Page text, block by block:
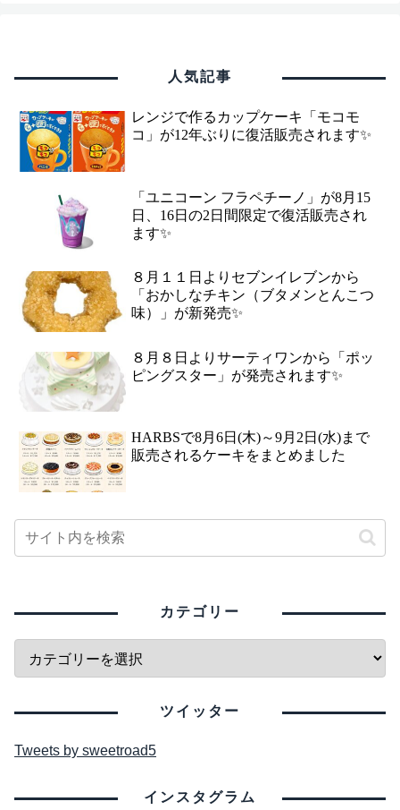
人気記事
レンジで作るカップケーキ「モコモ
コ」が12年ぶりに復活販売されます✨
「ユニコーン フラペチーノ」が8月15
日、16日の2日間限定で復活販売され
ます✨
８月１１日よりセブンイレブンから
「おかしなチキン（ブタメンとんこつ
味）」が新発売✨
８月８日よりサーティワンから「ポッ
ピングスター」が発売されます✨
HARBSで8月6日(木)～9月2日(水)まで
販売されるケーキをまとめました
カテゴリー
ツイッター
Tweets by sweetroad5
インスタグラム